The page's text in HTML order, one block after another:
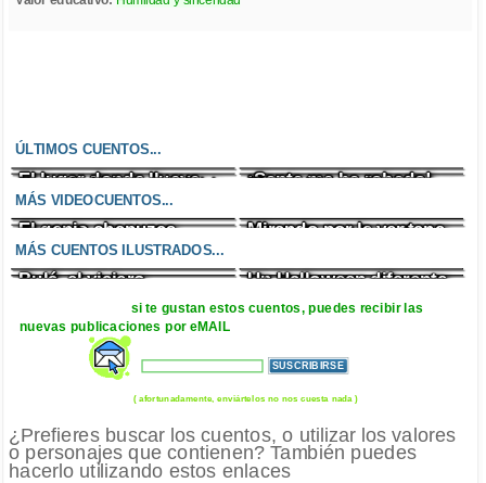
ÚLTIMOS CUENTOS...
El lugar donde llueve
chocolate
¡Santa me ha robado!
Un enfado incontrolable El zombi cazafantasmas
MÁS VIDEOCUENTOS...
El genio chapuzas Mirando por la ventana
MÁS CUENTOS ILUSTRADOS...
Bulá, el viajero Un Halloween diferente
si te gustan estos cuentos, puedes recibir las
nuevas publicaciones por eMAIL
( afortunadamente, enviártelos no nos cuesta nada )
¿Prefieres buscar los cuentos, o utilizar los valores
o personajes que contienen? También puedes
hacerlo utilizando estos enlaces